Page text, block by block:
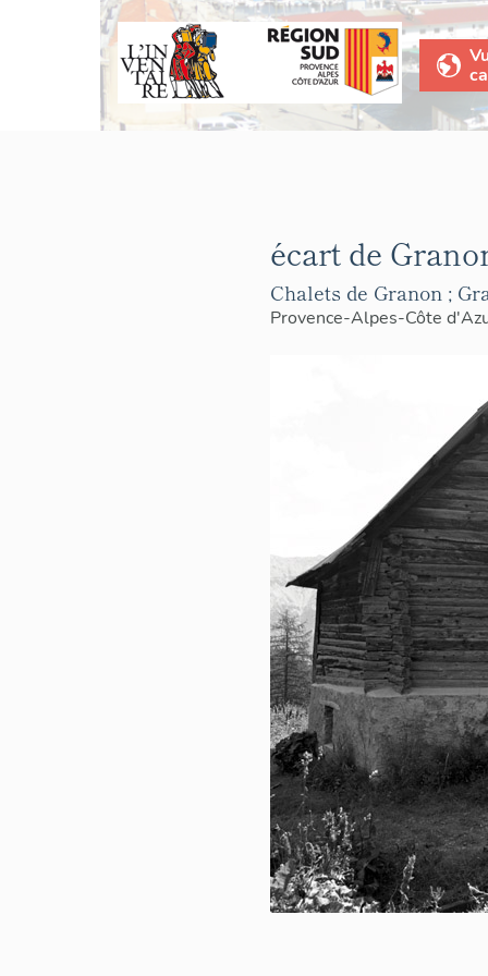
écart de
Chalets de Granon ;
Provence-Alpes-Côte